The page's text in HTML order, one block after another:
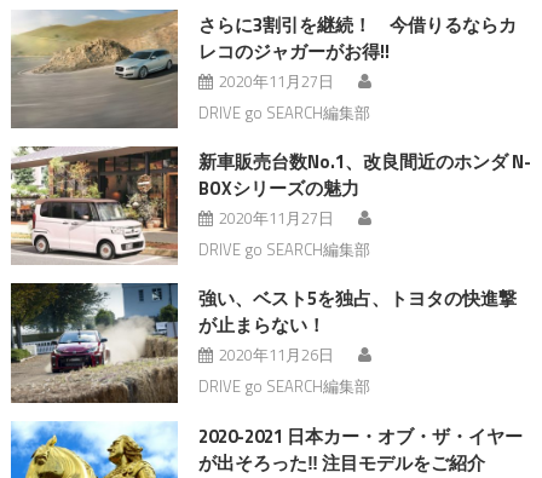
さらに3割引を継続！ 今借りるならカ
レコのジャガーがお得!!
2020年11月27日
DRIVE go SEARCH編集部
新車販売台数No.1、改良間近のホンダ N-
BOXシリーズの魅力
2020年11月27日
DRIVE go SEARCH編集部
強い、ベスト5を独占、トヨタの快進撃
が止まらない！
2020年11月26日
DRIVE go SEARCH編集部
2020-2021 日本カー・オブ・ザ・イヤー
が出そろった‼︎ 注目モデルをご紹介